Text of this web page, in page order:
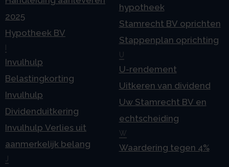
2025
Hypotheek BV
Invulhulp
Belastingkorting
Invulhulp
Dividenduitkering
Invulhulp Verlies uit
aanmerkelijk belang
J
hypotheek
Stamrecht BV oprichten
Stappenplan oprichting
U
U-rendement
Uitkeren van dividend
Uw Stamrecht BV en
echtscheiding
W
Waardering tegen 4%